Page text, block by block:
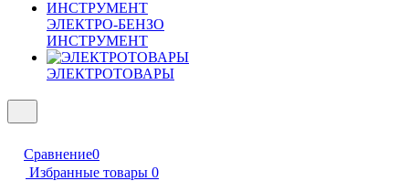
ЭЛЕКТРО-БЕНЗО
ИНСТРУМЕНТ
ЭЛЕКТРОТОВАРЫ
Сравнение0
Избранные товары 0